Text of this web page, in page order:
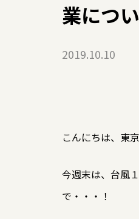
業につ
2019.10.10
こんにちは、東
今週末は、台風
で・・・！